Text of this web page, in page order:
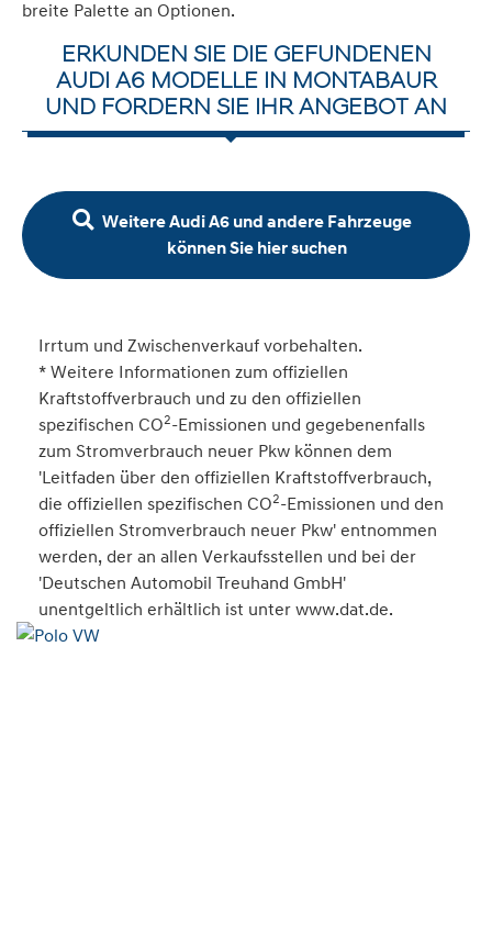
breite Palette an Optionen.
ERKUNDEN SIE DIE GEFUNDENEN
AUDI A6 MODELLE IN MONTABAUR
UND FORDERN SIE IHR ANGEBOT AN
Weitere Audi A6 und andere Fahrzeuge
können Sie hier suchen
Irrtum und Zwischenverkauf vorbehalten.
* Weitere Informationen zum offiziellen
Kraftstoffverbrauch und zu den offiziellen
spezifischen CO2-Emissionen und gegebenenfalls
zum Stromverbrauch neuer Pkw können dem
'Leitfaden über den offiziellen Kraftstoffverbrauch,
die offiziellen spezifischen CO2-Emissionen und den
offiziellen Stromverbrauch neuer Pkw' entnommen
werden, der an allen Verkaufsstellen und bei der
'Deutschen Automobil Treuhand GmbH'
unentgeltlich erhältlich ist unter www.dat.de.